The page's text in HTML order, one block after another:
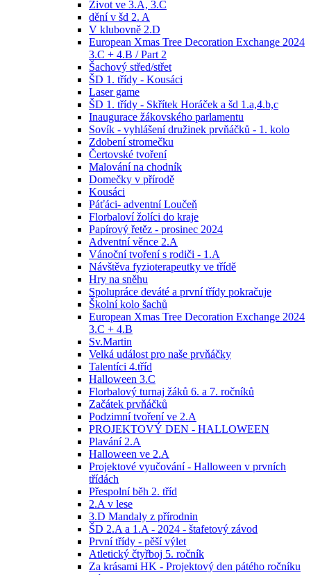
Život ve 3.A, 3.C
dění v šd 2. A
V klubovně 2.D
European Xmas Tree Decoration Exchange 2024
3.C + 4.B / Part 2
Šachový střed/střet
ŠD 1. třídy - Kousáci
Laser game
ŠD 1. třídy - Skřítek Horáček a šd 1.a,4.b,c
Inaugurace žákovského parlamentu
Sovík - vyhlášení družinek prvňáčků - 1. kolo
Zdobení stromečku
Čertovské tvoření
Malování na chodník
Domečky v přírodě
Kousáci
Páťáci- adventní Loučeň
Florbaloví žolíci do kraje
Papírový řetěz - prosinec 2024
Adventní věnce 2.A
Vánoční tvoření s rodiči - 1.A
Návštěva fyzioterapeutky ve třídě
Hry na sněhu
Spolupráce deváté a první třídy pokračuje
Školní kolo šachů
European Xmas Tree Decoration Exchange 2024
3.C + 4.B
Sv.Martin
Velká událost pro naše prvňáčky
Talentíci 4.tříd
Halloween 3.C
Florbalový turnaj žáků 6. a 7. ročníků
Začátek prvňáčků
Podzimní tvoření ve 2.A
PROJEKTOVÝ DEN - HALLOWEEN
Plavání 2.A
Halloween ve 2.A
Projektové vyučování - Halloween v prvních
třídách
Přespolní běh 2. tříd
2.A v lese
3.D Mandaly z přírodnin
ŠD 2.A a 1.A - 2024 - štafetový závod
První třídy - pěší výlet
Atletický čtyřboj 5. ročník
Za krásami HK - Projektový den pátého ročníku